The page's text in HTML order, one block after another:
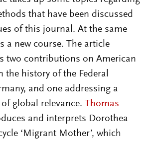
that have been discussed
of this journal. At the same
a new course. The article
two contributions on American
the history of the Federal
and one addressing a
global relevance. Thomas
and interprets Dorothea
‘Migrant Mother’, which